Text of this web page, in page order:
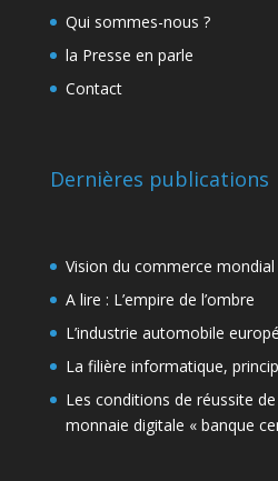
Qui sommes-nous ?
la Presse en parle
Contact
Dernières publications
Vision du commerce
A lire : L’empire de l’ombre
L’industrie automobile
La filière informatique,
Les conditions de réussite de
monnaie digitale « banque